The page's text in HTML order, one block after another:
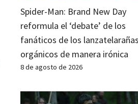
Spider-Man: Brand New Day
reformula el ‘debate’ de los
fanáticos de los lanzatelarañas
orgánicos de manera irónica
8 de agosto de 2026